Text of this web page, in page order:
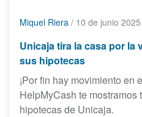
Miquel Riera / 10 de junio 2025
Unicaja tira la casa por la
sus hipotecas
¡Por fin hay movimiento en
HelpMyCash te
hipotecas de Unicaja.